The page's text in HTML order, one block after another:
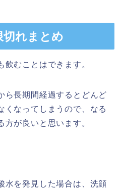
切れまとめ
むことはできます。
ら長期間経過するとどんど
くなってしまうので、なる
が良いと思います。
水を発見した場合は、洗顔